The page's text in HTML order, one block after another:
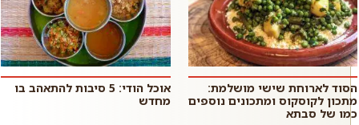
הסוד לארוחת שישי מושלמת:
מתכון לקוסקוס ומתכונים נוספים
כמו של סבתא
אוכל הודי: 5 סיבות להתאהב בו
מחדש